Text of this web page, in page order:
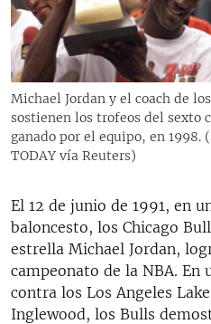
RADIO MARTÍ
ESPECIALES
ESPECIALES
LA REALIDAD DE LA
SER VIEJO EN CUBA
LOS SANTOS DE HIALEAH
DESINFORMACIÓN RUSA EN
LA INVASIÓN DE RUSIA A
MULTIMEDIA
EDITORIALES
SÍGUENOS
Michael Jordan y el coach de
sostienen los trofeos del sexto
ganado por el equipo, en 1998.
TODAY vía Reuters)
El 12 de junio de 1991, en
baloncesto, los Chicago
estrella Michael Jordan,
campeonato de la NBA.
contra los Los Angeles
Inglewood, los Bulls